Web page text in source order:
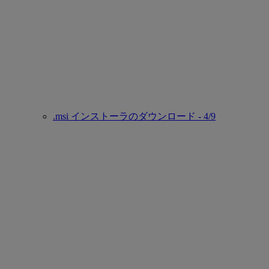
.msi インストーラのダウンロード - 4/9